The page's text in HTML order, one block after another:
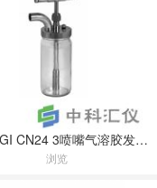
美国BGI CN24 3喷嘴气溶胶发生器喷雾器(科里森雾化器)
浏览